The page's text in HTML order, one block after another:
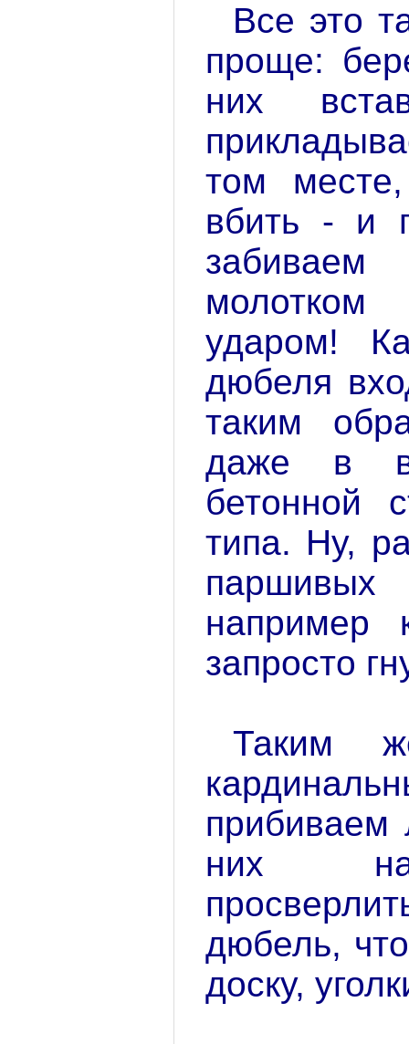
Все это
проще:
них
том
вбить - и
ударом!
дюбеля
таким
даже в
бетонной
типа. Ну,
например
запросто
Таким
них
дюбель,
доску,